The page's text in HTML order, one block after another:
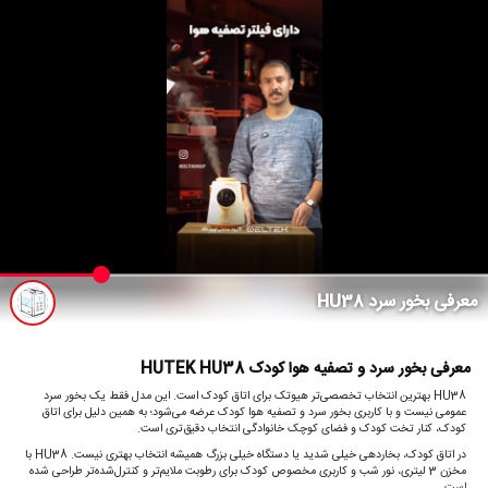
معرفی بخور سرد HU38
معرفی بخور سرد و تصفیه هوا کودک HUTEK HU38
HU38 بهترین انتخاب تخصصی‌تر هیوتک برای اتاق کودک است. این مدل فقط یک بخور سرد
عمومی نیست و با کاربری بخور سرد و تصفیه هوا کودک عرضه می‌شود؛ به همین دلیل برای اتاق
کودک، کنار تخت کودک و فضای کوچک خانوادگی انتخاب دقیق‌تری است.
در اتاق کودک، بخاردهی خیلی شدید یا دستگاه خیلی بزرگ همیشه انتخاب بهتری نیست. HU38 با
مخزن 3 لیتری، نور شب و کاربری مخصوص کودک برای رطوبت ملایم‌تر و کنترل‌شده‌تر طراحی شده